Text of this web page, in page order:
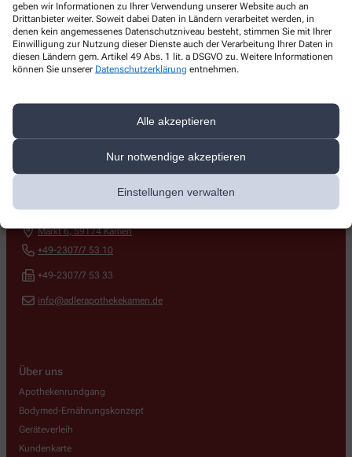
geben wir Informationen zu Ihrer Verwendung unserer Website auch an
Drittanbieter weiter. Soweit dabei Daten in Ländern verarbeitet werden, in
denen kein angemessenes Datenschutzniveau besteht, stimmen Sie mit Ihrer
Einwilligung zur Nutzung dieser Dienste auch der Verarbeitung Ihrer Daten in
diesen Ländern gem. Artikel 49 Abs. 1 lit. a DSGVO zu. Weitere Informationen
können Sie unserer Datenschutzerklärung entnehmen.
Alle akzeptieren
Nur notwendige akzeptieren
Einstellungen verwalten
Markt 6,59174 Kamen
+49-2307/7 53 10
+49-2307/7 53 33
info@adlerapothekekamen.de
Über uns
Apothekenrundgang
Bodymed-Ernährungskonzept
Geräteverleih
Kundenkarte